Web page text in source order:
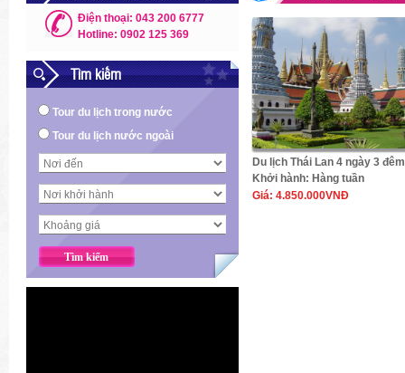
Điện thoại: 043 200 6777
Hotline: 0902 125 369
Tìm kiếm
Tour du lịch trong nước
Tour du lịch nước ngoài
Du lịch Thái Lan 4 ngày 3 đêm
Khởi hành: Hàng tuần
Giá: 4.850.000VNĐ